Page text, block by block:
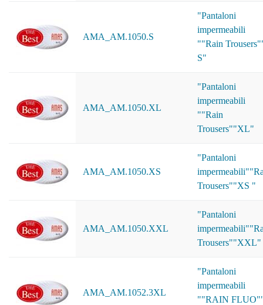
AMA_AM.1050.S
"Pantaloni
impermeabili
""Rain
S"
AMA_AM.1050.XL
"Pantaloni
impermeabili
""Rain
Trousers""XL"
AMA_AM.1050.XS
"Pantaloni
Trousers""XS "
AMA_AM.1050.XXL
"Pantaloni
Trousers""XXL"
AMA_AM.1052.3XL
"Pantaloni
impermeabili
""RAIN